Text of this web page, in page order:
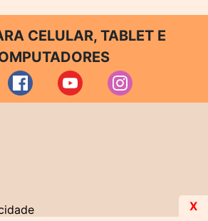
CELULAR, TABLET E
X